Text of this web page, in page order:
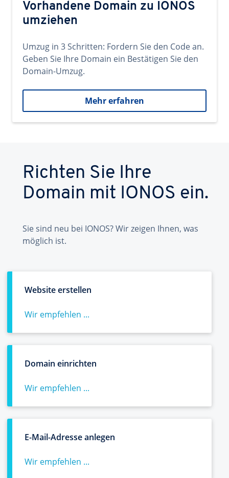
Vorhandene Domain zu IONOS
umziehen
Umzug in 3 Schritten: Fordern Sie den Code an.
Geben Sie Ihre Domain ein Bestätigen Sie den
Domain-Umzug.
Mehr erfahren
Richten Sie Ihre
Domain mit IONOS ein.
Sie sind neu bei IONOS? Wir zeigen Ihnen, was
möglich ist.
Website erstellen
Wir empfehlen ...
Domain einrichten
Wir empfehlen ...
E-Mail-Adresse anlegen
Wir empfehlen ...